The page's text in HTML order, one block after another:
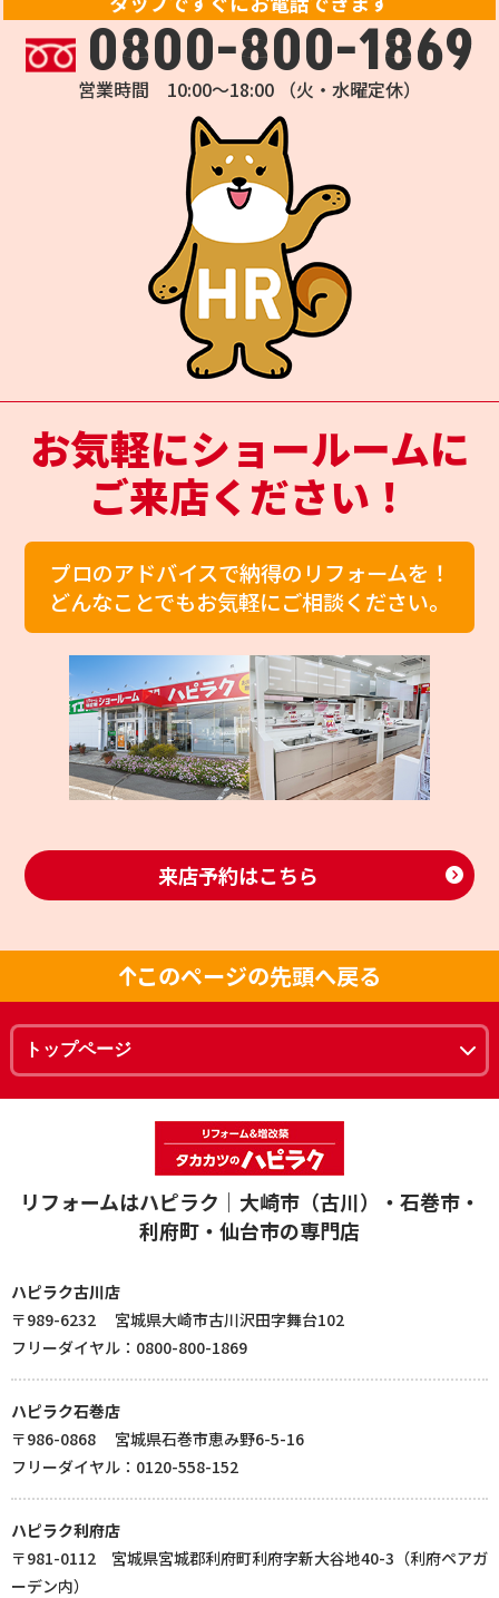
0800-800-1869
営業時間 10:00～18:00 （火・水曜定休）
お気軽にショールームに
ご来店ください！
プロのアドバイスで納得のリフォームを！
どんなことでもお気軽にご相談ください。
来店予約はこちら
このページの先頭へ戻る
リフォームはハピラク｜大崎市（古川）・石巻市・
利府町・仙台市の専門店
ハピラク古川店
〒989-6232 宮城県大崎市古川沢田字舞台102
フリーダイヤル：0800-800-1869
ハピラク石巻店
〒986-0868 宮城県石巻市恵み野6-5-16
フリーダイヤル：0120-558-152
ハピラク利府店
〒981-0112 宮城県宮城郡利府町利府字新大谷地40-3（利府ペアガ
ーデン内）